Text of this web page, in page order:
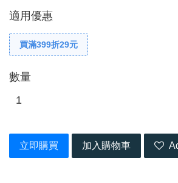
適用優惠
買滿399折29元
數量
立即購買 加入購物車